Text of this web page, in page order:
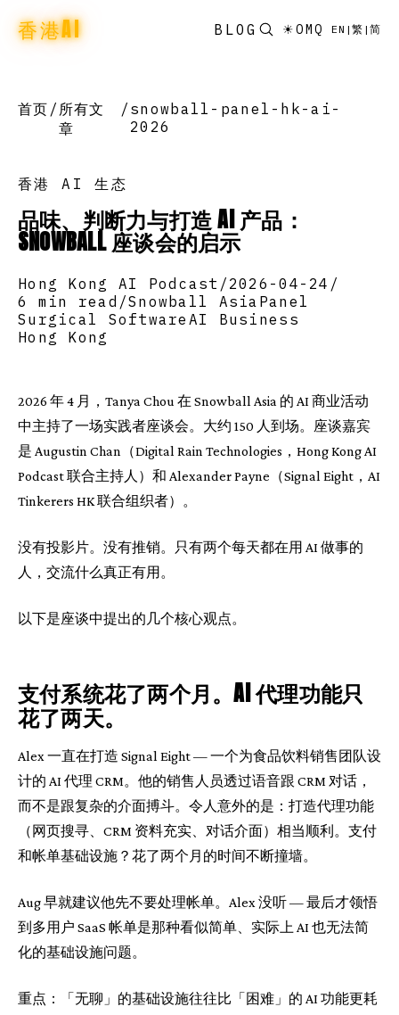
香港AI BLOG ☀OMQ EN |繁 |简
首页 / 所有文
章
/ snowball-panel-hk-ai-
2026
香港 AI 生态
品味、判断力与打造 AI 产品：
SNOWBALL 座谈会的启示
Hong Kong AI Podcast / 2026-04-24 /
6 min read /Snowball Asia Panel
Surgical Software AI Business
Hong Kong
2026 年 4 月，Tanya Chou 在 Snowball Asia 的 AI 商业活动
中主持了一场实践者座谈会。大约 150 人到场。座谈嘉宾
是 Augustin Chan（Digital Rain Technologies，Hong Kong AI
Podcast 联合主持人）和 Alexander Payne（Signal Eight，AI
Tinkerers HK 联合组织者）。
没有投影片。没有推销。只有两个每天都在用 AI 做事的
人，交流什么真正有用。
以下是座谈中提出的几个核心观点。
支付系统花了两个月。AI 代理功能只
花了两天。
Alex 一直在打造 Signal Eight — 一个为食品饮料销售团队设
计的 AI 代理 CRM。他的销售人员透过语音跟 CRM 对话，
而不是跟复杂的介面搏斗。令人意外的是：打造代理功能
（网页搜寻、CRM 资料充实、对话介面）相当顺利。支付
和帐单基础设施？花了两个月的时间不断撞墙。
Aug 早就建议他先不要处理帐单。Alex 没听 — 最后才领悟
到多用户 SaaS 帐单是那种看似简单、实际上 AI 也无法简
化的基础设施问题。
重点：「无聊」的基础设施往往比「困难」的 AI 功能更耗